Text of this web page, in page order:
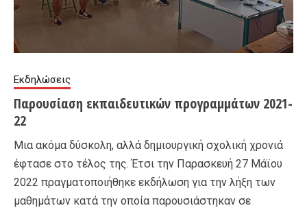
Εκδηλώσεις
Παρουσίαση εκπαιδευτικών προγραμμάτων 2021-
22
Μια ακόμα δύσκολη, αλλά δημιουργική σχολική χρονιά
έφτασε στο τέλος της. Έτσι την Παρασκευή 27 Μάϊου
2022 πραγματοποιήθηκε εκδήλωση για την λήξη των
μαθημάτων κατά την οποία παρουσιάστηκαν σε